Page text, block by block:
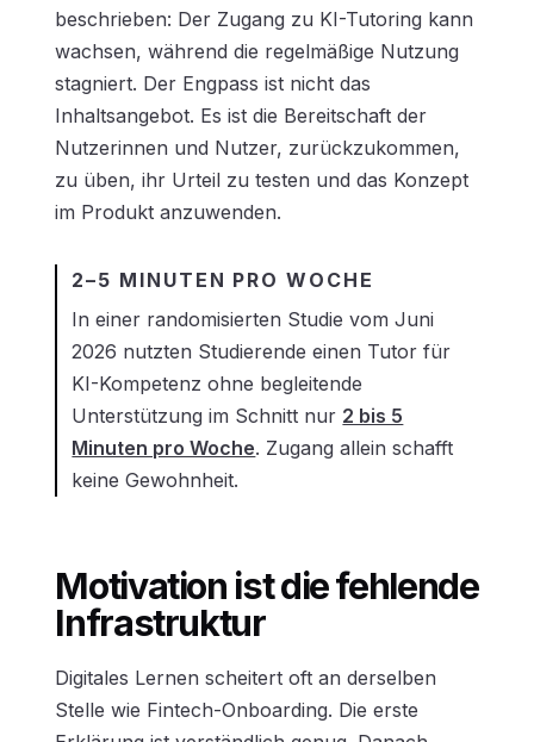
beschrieben: Der Zugang zu KI-Tutoring kann
wachsen, während die regelmäßige Nutzung
stagniert. Der Engpass ist nicht das
Inhaltsangebot. Es ist die Bereitschaft der
Nutzerinnen und Nutzer, zurückzukommen,
zu üben, ihr Urteil zu testen und das Konzept
im Produkt anzuwenden.
2–5 MINUTEN PRO WOCHE
In einer randomisierten Studie vom Juni
2026 nutzten Studierende einen Tutor für
KI-Kompetenz ohne begleitende
Unterstützung im Schnitt nur 2 bis 5
Minuten pro Woche. Zugang allein schafft
keine Gewohnheit.
Motivation ist die fehlende
Infrastruktur
Digitales Lernen scheitert oft an derselben
Stelle wie Fintech-Onboarding. Die erste